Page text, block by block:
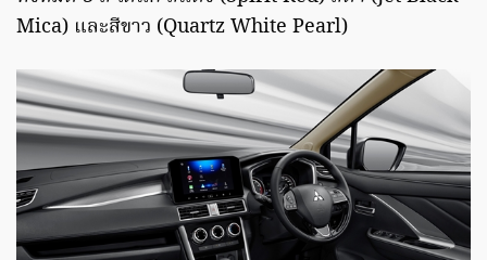
Mica) และสีขาว (Quartz White Pearl)